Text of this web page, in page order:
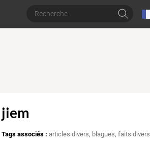
jiem
Tags associés : articles divers, blagues,faits divers